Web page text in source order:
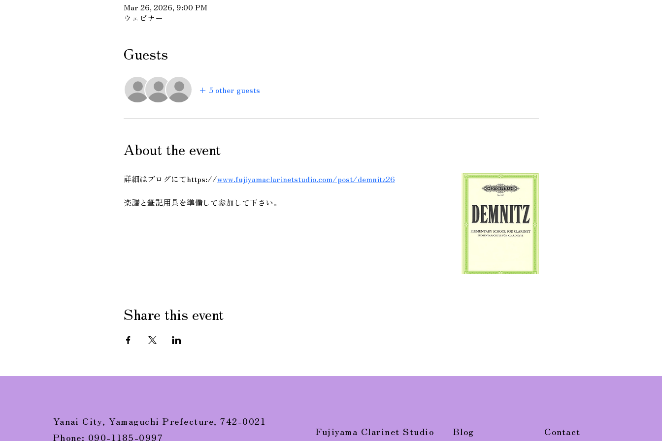
Mar 26, 2026, 9:00 PM
ウェビナー
Guests
+ 5 other guests
About the event
詳細はブログにてhttps://www.fujiyamaclarinetstudio.com/post/demnitz26
楽譜と筆記用具を準備して参加して下さい。
Share this event
Yanai City, Yamaguchi Prefecture, 742-0021
Phone: 090-1185-0997
Fujiyama Clarinet Studio
Blog
Contact